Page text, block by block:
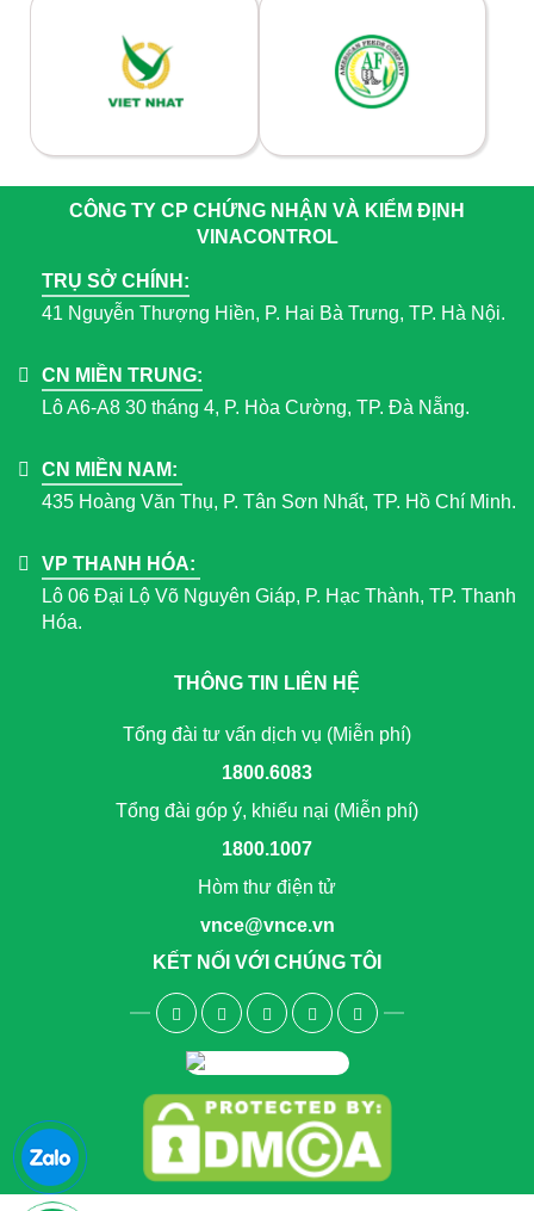
CÔNG TY CP CHỨNG NHẬN VÀ KIỂM ĐỊNH
VINACONTROL
TRỤ SỞ CHÍNH:
41 Nguyễn Thượng Hiền, P. Hai Bà Trưng, TP. Hà Nội.
CN MIỀN TRUNG:
Lô A6-A8 30 tháng 4, P. Hòa Cường, TP. Đà Nẵng.
CN MIỀN NAM:
435 Hoàng Văn Thụ, P. Tân Sơn Nhất, TP. Hồ Chí Minh.
VP THANH HÓA:
Lô 06 Đại Lộ Võ Nguyên Giáp, P. Hạc Thành, TP. Thanh
Hóa.
THÔNG TIN LIÊN HỆ
Tổng đài tư vấn dịch vụ (Miễn phí)
1800.6083
Tổng đài góp ý, khiếu nại (Miễn phí)
1800.1007
Hòm thư điện tử
vnce@vnce.vn
KẾT NỐI VỚI CHÚNG TÔI